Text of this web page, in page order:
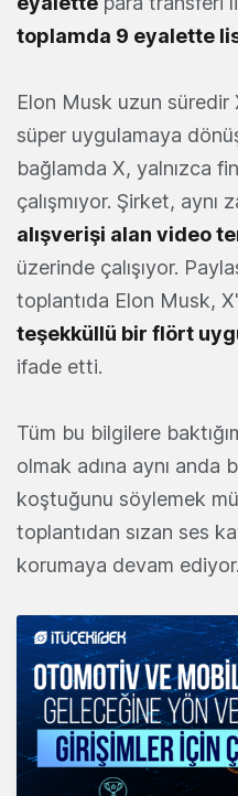
toplamda 9 eyalette
Elon Musk uzun
süper uygulamaya
bağlamda X, yalnızca
çalışmıyor. Şirket, aynı
alışverişi alan video
üzerinde çalışıyor.
toplantıda Elon Musk,
teşekküllü bir flört
ifade etti.
Tüm bu bilgilere
olmak adına aynı anda
koştuğunu söylemek
toplantıdan sızan ses
korumaya devam ediyor.